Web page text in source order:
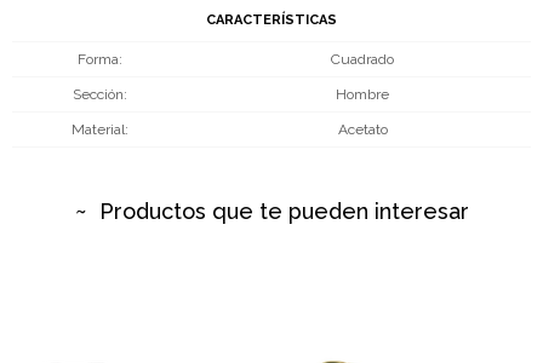
CARACTERÍSTICAS
Forma Cuadrado
Sección Hombre
Material Acetato
Productos que te pueden interesar